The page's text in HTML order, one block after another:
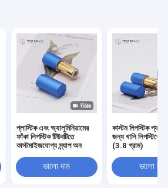
প্লাস্টিক এবং অ্যালুমিনিয়ামের
ফাঁকা লিপস্টিক টিউবটিতে
কাস্টমাইজযোগ্য স্ন্যাপ অন
ভালো দাম
কাস্টম লিপস্টিক
জন্য খালি লিপস্টিকের
(3.8 গ্রাম)
ভালো দাম